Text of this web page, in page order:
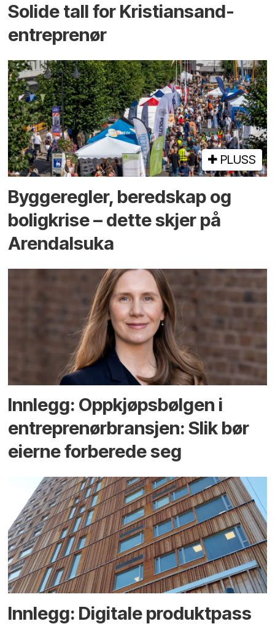
Solide tall for Kristiansand-
entreprenør
PLUSS
Bygge­regler, beredskap og
bolig­krise – dette skjer på
Arendals­uka
Innlegg: Oppkjøps­bølgen i
entreprenør­bransjen: Slik bør
eierne forberede seg
Innlegg: Digitale produktpass